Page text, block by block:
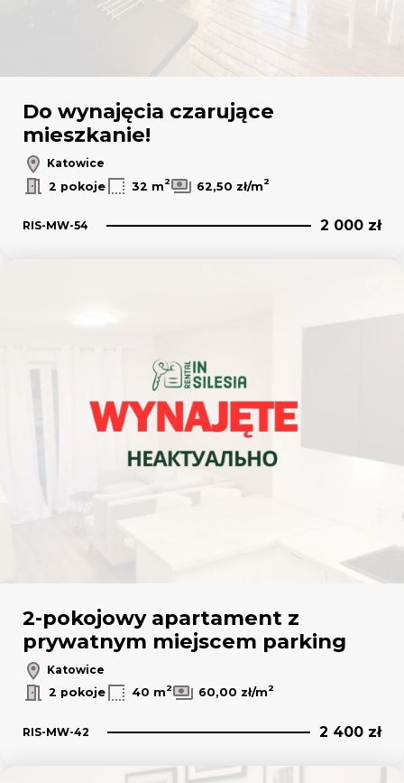
Do wynajęcia czarujące
mieszkanie!
Katowice
2 pokoje
32 m2 62,50 zł/m2
RIS-MW-54 2 000 zł
2-pokojowy apartament z
prywatnym miejscem parking
Katowice
2 pokoje
40 m2 60,00 zł/m2
RIS-MW-42 2 400 zł